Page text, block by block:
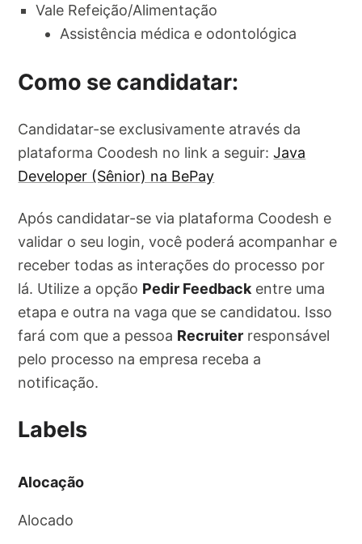
Vale Refeição/Alimentação
Assistência médica e odontológica
Como se candidatar:
Candidatar-se exclusivamente através da
plataforma Coodesh no link a seguir:Java
Developer (Sênior) na BePay
Após candidatar-se via plataforma Coodesh e
validar o seu login, você poderá acompanhar e
receber todas as interações do processo por
lá. Utilize a opção Pedir Feedback entre uma
etapa e outra na vaga que se candidatou. Isso
fará com que a pessoa Recruiter responsável
pelo processo na empresa receba a
notificação.
Labels
Alocação
Alocado